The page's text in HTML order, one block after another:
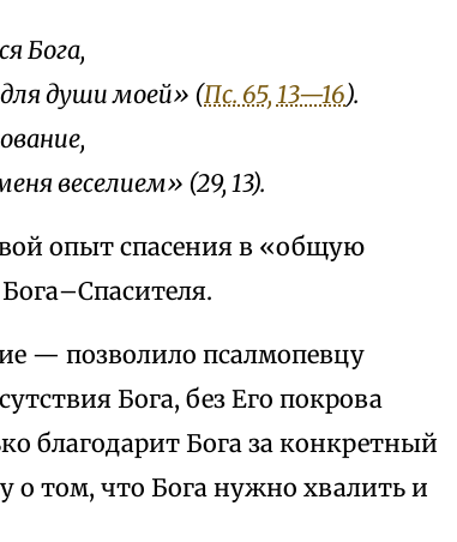
Бога,
души моей» (Пс. 65, 13—16).
веселием» (29, 13).
опыт спасения в «общую
— позволило псалмопевцу
Бога, без Его покрова
благодарит Бога за конкретный
о том, что Бога нужно хвалить и